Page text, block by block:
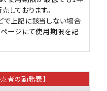
しております。
上記に該当しない場合
ページにて使用期限を記
者の勤務表】